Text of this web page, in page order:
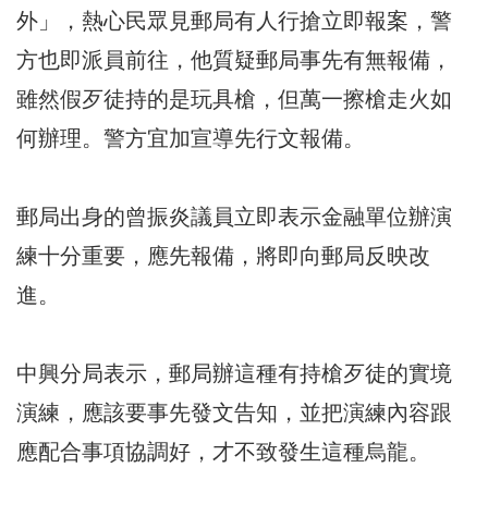
外」，熱心民眾見郵局有人行搶立即報案，警
方也即派員前往，他質疑郵局事先有無報備，
雖然假歹徒持的是玩具槍，但萬一擦槍走火如
何辦理。警方宜加宣導先行文報備。
郵局出身的曾振炎議員立即表示金融單位辦演
練十分重要，應先報備，將即向郵局反映改
進。
中興分局表示，郵局辦這種有持槍歹徒的實境
演練，應該要事先發文告知，並把演練內容跟
應配合事項協調好，才不致發生這種烏龍。